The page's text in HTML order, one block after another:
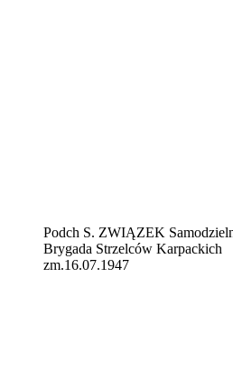
Podch S. ZWIĄZEK
Brygada Strzelców Karpackich
zm.16.07.1947